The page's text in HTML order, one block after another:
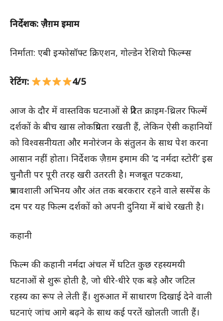
निर्देशक: ज़ैग़म इमाम
निर्माता: एबी इन्फोसॉफ्ट क्रिएशन, गोल्डेन रेशियो फिल्म्स
रेटिंग: 4/5
आज के दौर में वास्तविक घटनाओं से प्रेरित क्राइम-थ्रिलर फिल्में
दर्शकों के बीच खास लोकप्रियता रखती हैं, लेकिन ऐसी कहानियों
को विश्वसनीयता और मनोरंजन के संतुलन के साथ पेश करना
आसान नहीं होता। निर्देशक ज़ैग़म इमाम की ‘द नर्मदा स्टोरी’ इस
चुनौती पर पूरी तरह खरी उतरती है। मजबूत पटकथा,
प्रभावशाली अभिनय और अंत तक बरकरार रहने वाले सस्पेंस के
दम पर यह फिल्म दर्शकों को अपनी दुनिया में बांधे रखती है।
कहानी
फिल्म की कहानी नर्मदा अंचल में घटित कुछ रहस्यमयी
घटनाओं से शुरू होती है, जो धीरे-धीरे एक बड़े और जटिल
रहस्य का रूप ले लेती हैं। शुरुआत में साधारण दिखाई देने वाली
घटनाएं जांच आगे बढ़ने के साथ कई परतें खोलती जाती हैं।